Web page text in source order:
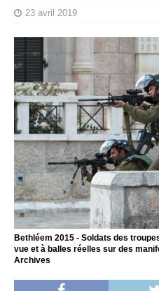
23 avril 2019
Bethléem 2015 - Soldats des
vue et à balles réelles sur des
Archives